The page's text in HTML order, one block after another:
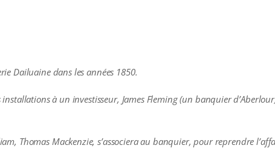
Dailuaine dans les années 1850.
à un investisseur, James Fleming (un banquier
Thomas Mackenzie, s’associera au banquier, pour reprendre